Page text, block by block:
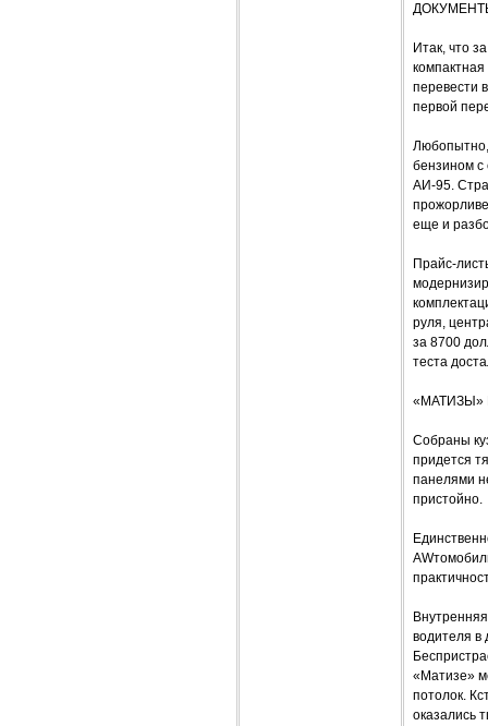
Итак, что
перевести
первой
Любопытно,
бензином с
АИ-95.
еще и
Прайс-
руля,
за 8700
теста
Собраны
придется
панелями
пристойно.
водителя в
«Матизе»
потолок.
оказались